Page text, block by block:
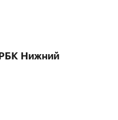
РБК Нижний